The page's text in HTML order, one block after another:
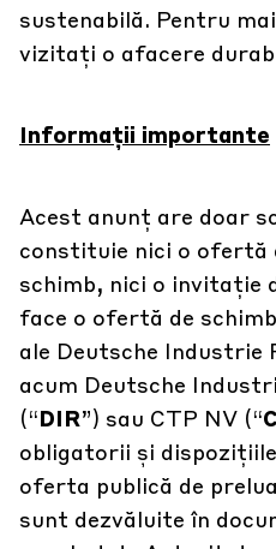
sustenabilă. Pentru
vizitați o afacere
Informații importante
Acest anunț are doar
constituie nici o ofertă
schimb, nici o invitație
face o ofertă de
ale Deutsche Industrie
acum Deutsche
(“DIR”) sau CTP NV (“
obligatorii și
oferta publică de
sunt dezvăluite în